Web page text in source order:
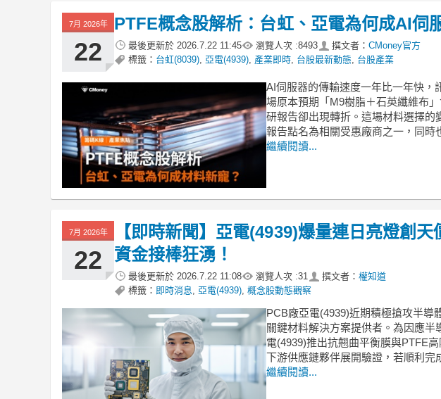
7月 2026年
22
PTFE概念股解析：台虹、亞電為何成AI伺
最後更新於 2026.7.22 11:45 瀏覽人次 :8493 撰文者： CMoney官方
標籤： 台虹(8039) 亞電(4939) 產業即時 台股最新動態 台股產業
AI伺服器的傳輸速度一年比一年快，
場原本預期「M9樹脂＋石英纖維布
研報告卻出現轉折。這場材料選擇
報告點名為相關受惠廠商之一，同時
繼續閱讀...
7月 2026年
22
【即時新聞】亞電(4939)爆量連日亮燈創天
資金接棒狂湧！
最後更新於 2026.7.22 11:08 瀏覽人次 :31 撰文者： 權知道
標籤： 即時消息 亞電(4939) 概念股動態觀察
PCB廠亞電(4939)近期積極搶攻半導
關鍵材料解決方案提供者。為因應
電(4939)推出抗翹曲平衡膜與PTFE
下游供應鏈夥伴展開驗證，若順利完
繼續閱讀...